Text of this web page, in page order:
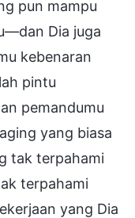
pun mampu
Dia juga
kebenaran
pintu
pemandumu
yang biasa
tak terpahami
terpahami
yang Dia